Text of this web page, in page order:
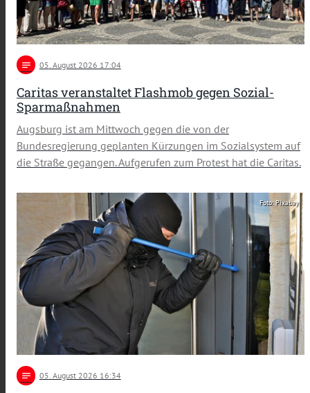
notes 05 . August 2026 17:04
Caritas veranstaltet Flashmob gegen Sozial-
Sparmaßnahmen
Augsburg ist am Mittwoch gegen die von der
Bundesregierung geplanten Kürzungen im Sozialsystem auf
die Straße gegangen. Aufgerufen zum Protest hat die Caritas.
Foto: Pixabay
notes 05 . August 2026 16:34